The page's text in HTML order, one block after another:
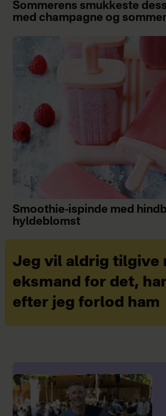
Sommerens smukkeste
med champagne og
Smoothie-ispinde med
hyldeblomst
Jeg vil aldrig tilgive
eksmand for det,
efter jeg forlod ham